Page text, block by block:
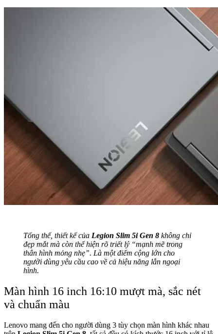
Tổng thể, thiết kế của Legion Slim 5i Gen 8 không chỉ
đẹp mắt mà còn thể hiện rõ triết lý “mạnh mẽ trong
thân hình mỏng nhẹ”. Là một điểm cộng lớn cho
người dùng yêu cầu cao về cả hiệu năng lẫn ngoại
hình.
Màn hình 16 inch 16:10 mượt mà, sắc nét
và chuẩn màu
Lenovo mang đến cho người dùng 3 tùy chọn màn hình khác nhau